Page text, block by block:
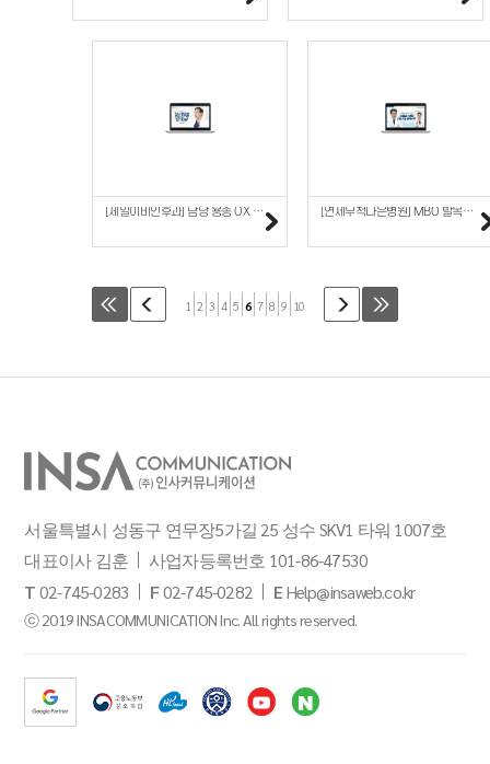
[제일이비인후과] 담낭 용종 OX 퀴즈! [연세무척나은병원] MBO 발목인대 수술의 모든 것
1 2 3 4 5 6 7 8 9 10
서울특별시 성동구 연무장5가길 25 성수 SKV1 타워 1007호
대표이사 김훈
사업자등록번호 101-86-47530
T02-745-0283 F02-745-0282 EHelp@insaweb.co.kr
ⓒ 2019 INSACOMMUNICATION Inc. All rights reserved.